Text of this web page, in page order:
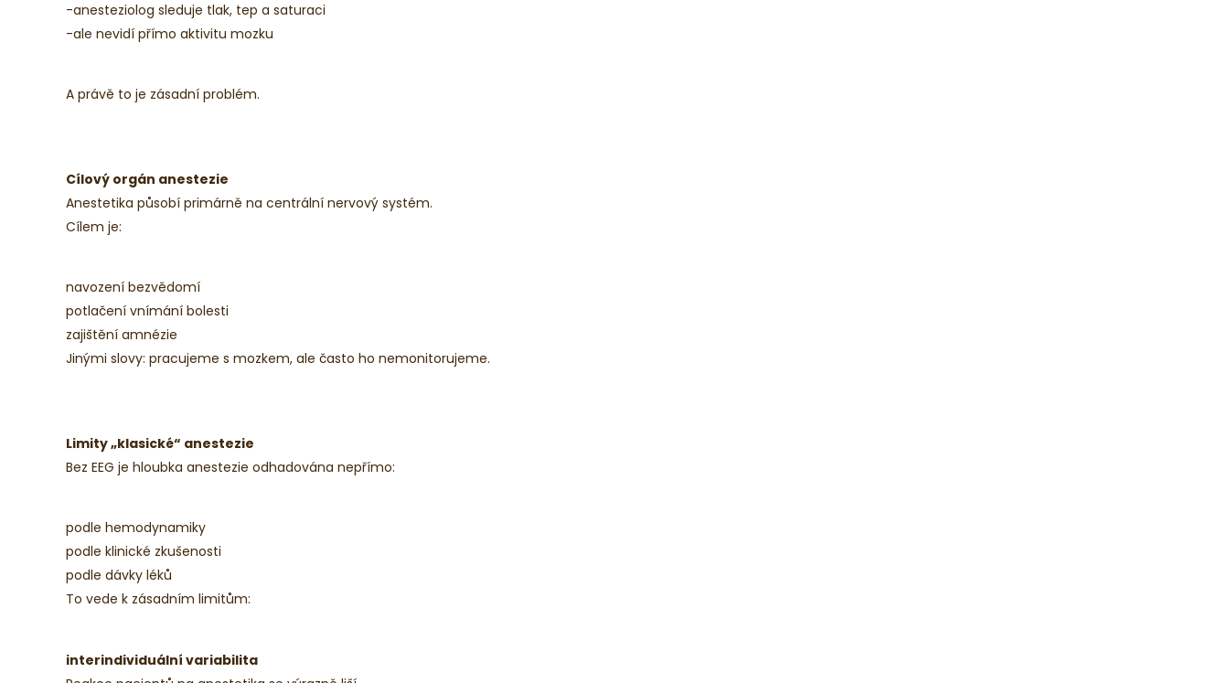
-anesteziolog sleduje tlak, tep a saturaci
-ale nevidí přímo aktivitu mozku
A právě to je zásadní problém.
Cílový orgán anestezie
Anestetika působí primárně na centrální nervový systém.
Cílem je:
navození bezvědomí
potlačení vnímání bolesti
zajištění amnézie
Jinými slovy: pracujeme s mozkem, ale často ho nemonitorujeme.
Limity „klasické“ anestezie
Bez EEG je hloubka anestezie odhadována nepřímo:
podle hemodynamiky
podle klinické zkušenosti
podle dávky léků
To vede k zásadním limitům:
interindividuální variabilita